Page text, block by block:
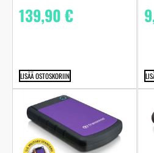
139,90€
LISÄÄ OSTOSKORIIN